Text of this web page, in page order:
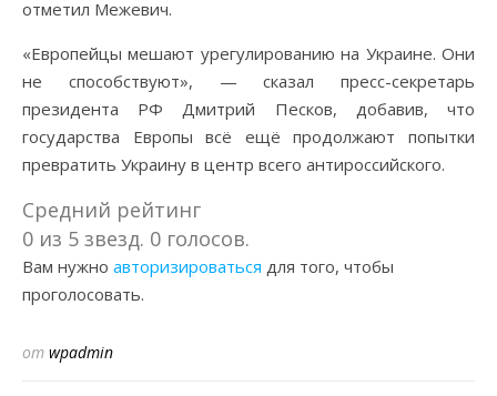
отметил Межевич.
«Европейцы мешают урегулированию на Украине. Они
не способствуют», — сказал пресс-секретарь
президента РФ Дмитрий Песков, добавив, что
государства Европы всё ещё продолжают попытки
превратить Украину в центр всего антироссийского.
Средний рейтинг
0 из 5 звезд. 0 голосов.
Вам нужно авторизироваться для того, чтобы
проголосовать.
от wpadmin